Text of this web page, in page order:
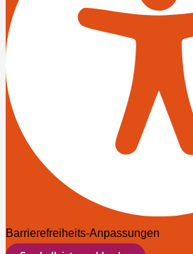
Barrierefreiheits-Anpassungen